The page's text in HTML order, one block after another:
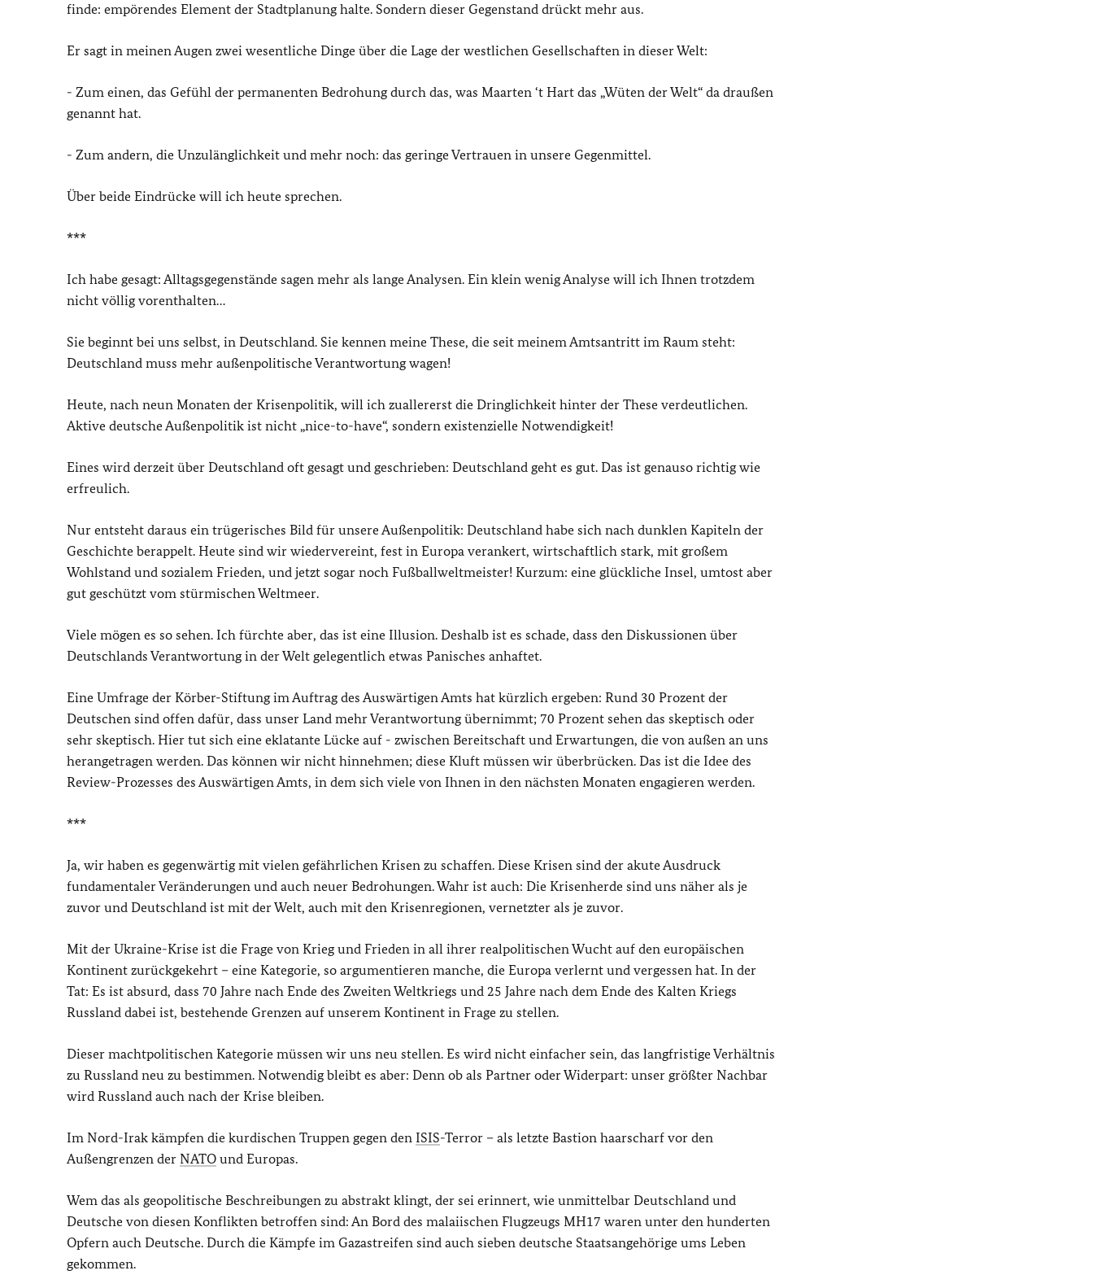
finde: empörendes Element der Stadtplanung halte. Sondern dieser Gegenstand drückt mehr aus.
Er sagt in meinen Augen zwei wesentliche Dinge über die Lage der westlichen Gesellschaften in dieser Welt:
- Zum einen, das Gefühl der permanenten Bedrohung durch das, was Maarten ‘t Hart das „Wüten der Welt“ da draußen
genannt hat.
- Zum andern, die Unzulänglichkeit und mehr noch: das geringe Vertrauen in unsere Gegenmittel.
Über beide Eindrücke will ich heute sprechen.
***
Ich habe gesagt: Alltagsgegenstände sagen mehr als lange Analysen. Ein klein wenig Analyse will ich Ihnen trotzdem
nicht völlig vorenthalten…
Sie beginnt bei uns selbst, in Deutschland. Sie kennen meine These, die seit meinem Amtsantritt im Raum steht:
Deutschland muss mehr außenpolitische Verantwortung wagen!
Heute, nach neun Monaten der Krisenpolitik, will ich zuallererst die Dringlichkeit hinter der These verdeutlichen.
Aktive deutsche Außenpolitik ist nicht „nice-to-have“, sondern existenzielle Notwendigkeit!
Eines wird derzeit über Deutschland oft gesagt und geschrieben: Deutschland geht es gut. Das ist genauso richtig wie
erfreulich.
Nur entsteht daraus ein trügerisches Bild für unsere Außenpolitik: Deutschland habe sich nach dunklen Kapiteln der
Geschichte berappelt. Heute sind wir wiedervereint, fest in Europa verankert, wirtschaftlich stark, mit großem
Wohlstand und sozialem Frieden, und jetzt sogar noch Fußballweltmeister! Kurzum: eine glückliche Insel, umtost aber
gut geschützt vom stürmischen Weltmeer.
Viele mögen es so sehen. Ich fürchte aber, das ist eine Illusion. Deshalb ist es schade, dass den Diskussionen über
Deutschlands Verantwortung in der Welt gelegentlich etwas Panisches anhaftet.
Eine Umfrage der Körber-Stiftung im Auftrag des Auswärtigen Amts hat kürzlich ergeben: Rund 30 Prozent der
Deutschen sind offen dafür, dass unser Land mehr Verantwortung übernimmt; 70 Prozent sehen das skeptisch oder
sehr skeptisch. Hier tut sich eine eklatante Lücke auf - zwischen Bereitschaft und Erwartungen, die von außen an uns
herangetragen werden. Das können wir nicht hinnehmen; diese Kluft müssen wir überbrücken. Das ist die Idee des
Review-Prozesses des Auswärtigen Amts, in dem sich viele von Ihnen in den nächsten Monaten engagieren werden.
***
Ja, wir haben es gegenwärtig mit vielen gefährlichen Krisen zu schaffen. Diese Krisen sind der akute Ausdruck
fundamentaler Veränderungen und auch neuer Bedrohungen. Wahr ist auch: Die Krisenherde sind uns näher als je
zuvor und Deutschland ist mit der Welt, auch mit den Krisenregionen, vernetzter als je zuvor.
Mit der Ukraine-Krise ist die Frage von Krieg und Frieden in all ihrer realpolitischen Wucht auf den europäischen
Kontinent zurückgekehrt – eine Kategorie, so argumentieren manche, die Europa verlernt und vergessen hat. In der
Tat: Es ist absurd, dass 70 Jahre nach Ende des Zweiten Weltkriegs und 25 Jahre nach dem Ende des Kalten Kriegs
Russland dabei ist, bestehende Grenzen auf unserem Kontinent in Frage zu stellen.
Dieser machtpolitischen Kategorie müssen wir uns neu stellen. Es wird nicht einfacher sein, das langfristige Verhältnis
zu Russland neu zu bestimmen. Notwendig bleibt es aber: Denn ob als Partner oder Widerpart: unser größter Nachbar
wird Russland auch nach der Krise bleiben.
Im Nord-Irak kämpfen die kurdischen Truppen gegen den ISIS-Terror – als letzte Bastion haarscharf vor den
Außengrenzen der NATO und Europas.
Wem das als geopolitische Beschreibungen zu abstrakt klingt, der sei erinnert, wie unmittelbar Deutschland und
Deutsche von diesen Konflikten betroffen sind: An Bord des malaiischen Flugzeugs MH17 waren unter den hunderten
Opfern auch Deutsche. Durch die Kämpfe im Gazastreifen sind auch sieben deutsche Staatsangehörige ums Leben
gekommen.